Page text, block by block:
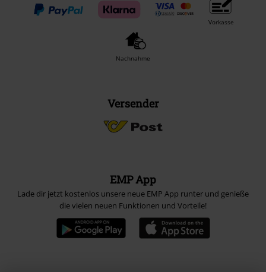
Vorkasse
Nachnahme
Versender
EMP App
Lade dir jetzt kostenlos unsere neue EMP App runter und genieße
die vielen neuen Funktionen und Vorteile!